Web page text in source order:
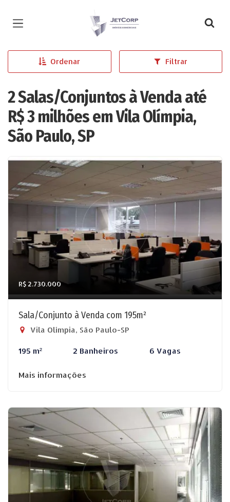
Página inicial
Ordenar Filtrar
2 Salas/Conjuntos à Venda até
R$ 3 milhões em Vila Olímpia,
São Paulo, SP
R$ 2.730.000
Sala/Conjunto à Venda com 195m²
Vila Olímpia, São Paulo-SP
195 m² 2 Banheiros 6 Vagas
Mais informações